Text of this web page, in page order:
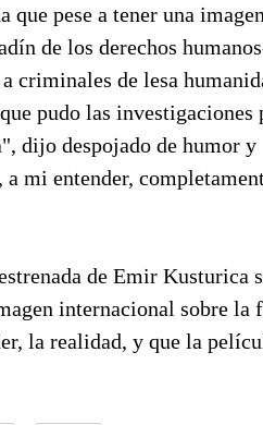
que pese a tener una imagen
de los derechos
criminales de lesa
pudo las investigaciones
dijo despojado de humor y
mi entender,
de Emir Kusturica
internacional sobre la
la realidad, y que la